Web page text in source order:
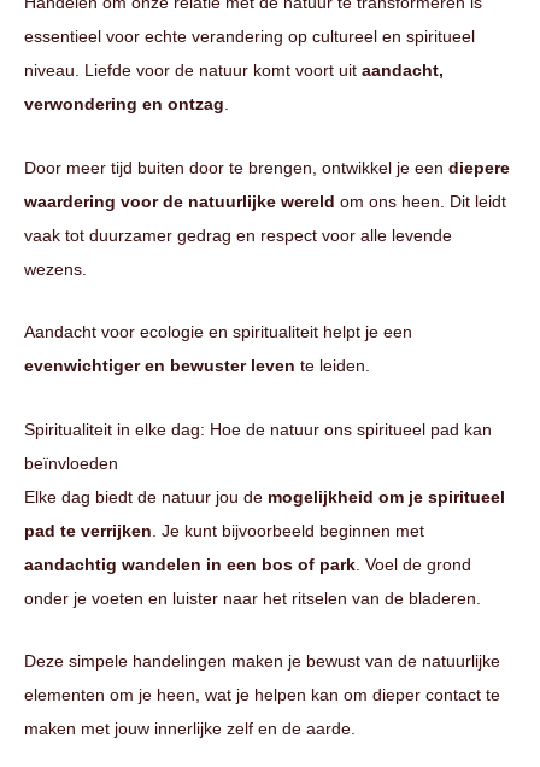
essentieel voor echte verandering op cultureel en spiritueel
niveau. Liefde voor de natuur komt voort uit aandacht,
verwondering en ontzag
Door meer tijd buiten door te brengen, ontwikkel je een diepere
waardering voor de natuurlijke wereld om ons heen. Dit leidt
vaak tot duurzamer gedrag en respect voor alle levende
wezens.
Aandacht voor ecologie en spiritualiteit helpt je een
evenwichtiger en bewuster leven te leiden.
Spiritualiteit in elke dag: Hoe de natuur ons spiritueel pad kan
beïnvloeden
Elke dag biedt de natuur jou de mogelijkheid om je spiritueel
pad te verrijken . Je kunt bijvoorbeeld beginnen met
aandachtig wandelen in een bos of park . Voel de grond
onder je voeten en luister naar het ritselen van de bladeren.
Deze simpele handelingen maken je bewust van de natuurlijke
elementen om je heen, wat je helpen kan om dieper contact te
maken met jouw innerlijke zelf en de aarde.